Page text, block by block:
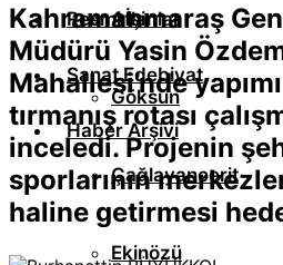
Afşin
Göksun
Çağlayancerit
Ekinözü
Resmi İlanlar
Sanat Edebiyat
Haber Arşivi
Kahramanmaraş
Müdürü Yasin
Mahallesi’nde
tırmanış rotası
inceledi. Projenin
sporlarının
haline getirmesi